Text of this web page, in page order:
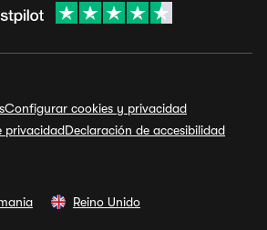
Configurar cookies y privacidad
privacidadDeclaración de accesibilidad
Reino Unido